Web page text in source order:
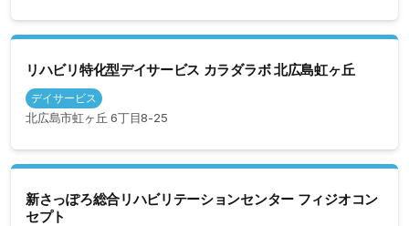
リハビリ特化型デイサービス カラダラボ 北広島虹ヶ丘
デイサービス
北広島市虹ヶ丘 6丁目8-25
新さっぽろ総合リハビリテーションセンター フィジオコン
セプト